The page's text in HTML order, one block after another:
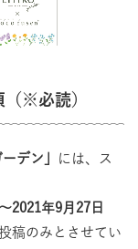
（※必読）
デン」
には、ス
2021年9月27日
稿のみとさせてい